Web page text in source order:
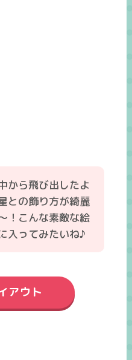
から飛び出したよ
との飾り方が綺麗
！こんな素敵な絵
入ってみたいね♪
アウト